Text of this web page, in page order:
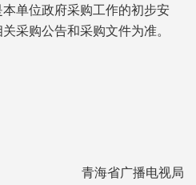
单位政府采购工作的初步安
采购公告和采购文件为准。
青海省广播电视局